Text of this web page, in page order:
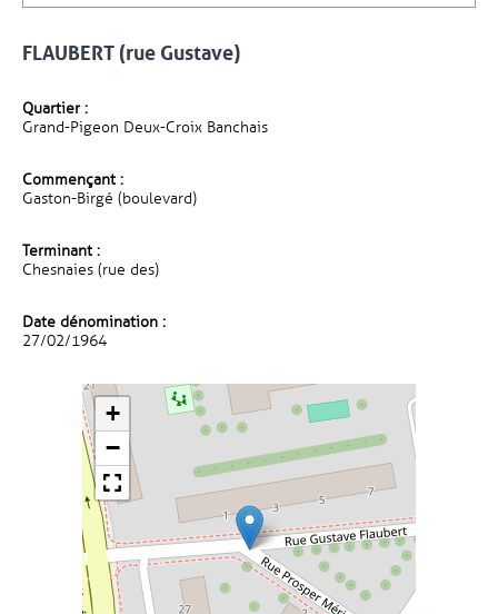
FLAUBERT (rue Gustave)
Quartier :
Grand-Pigeon Deux-Croix Banchais
Commençant :
Gaston-Birgé (boulevard)
Terminant :
Chesnaies (rue des)
Date dénomination :
27/02/1964
+
−